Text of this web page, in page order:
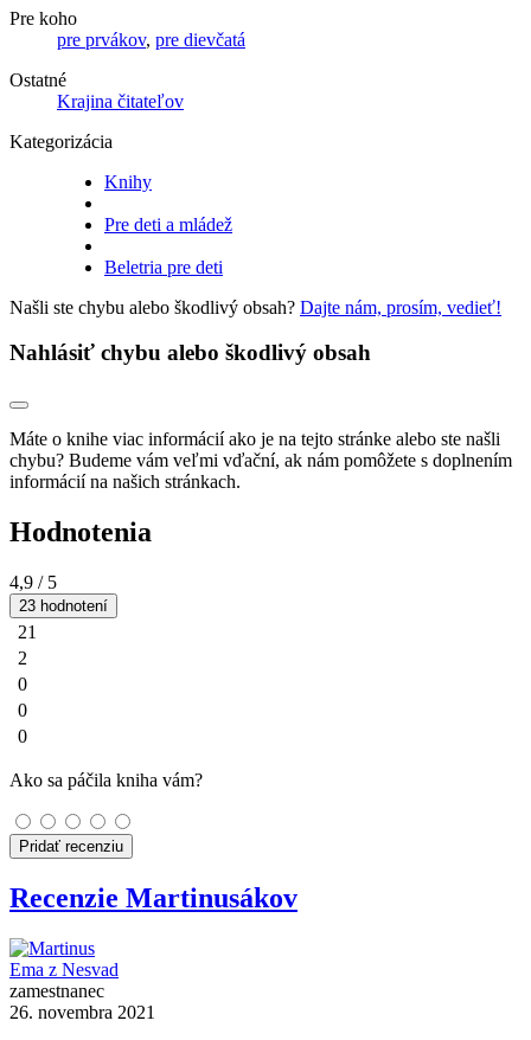
Pre koho
pre prvákov, pre dievčatá
Ostatné
Krajina čitateľov
Kategorizácia
Knihy
Pre deti a mládež
Beletria pre deti
Našli ste chybu alebo škodlivý obsah? Dajte nám, prosím, vedieť!
Nahlásiť chybu alebo škodlivý obsah
Máte o knihe viac informácií ako je na tejto stránke alebo ste našli
chybu? Budeme vám veľmi vďační, ak nám pomôžete s doplnením
informácií na našich stránkach.
Hodnotenia
4,9 / 5
23 hodnotení
21
2
0
0
0
Ako sa páčila kniha vám?
Pridať recenziu
Recenzie Martinusákov
Ema z Nesvad
zamestnanec
26. novembra 2021